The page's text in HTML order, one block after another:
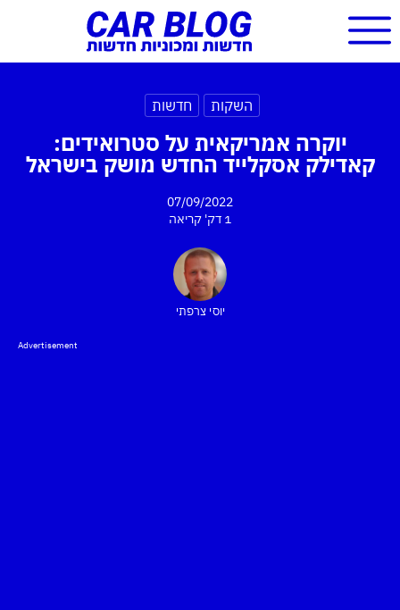
השקות חדשות
יוקרה אמריקאית על סטרואידים:
קאדילק אסקלייד החדש מושק בישראל
07/09/2022
1 דק'
קריאה
יוסי צרפתי
Advertisement